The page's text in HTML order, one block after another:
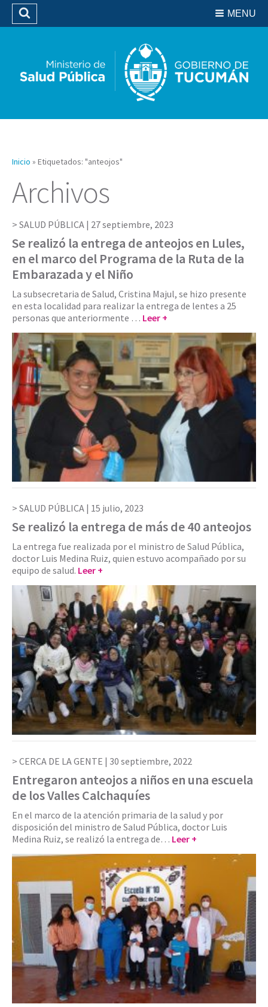
Biblioteca
MENU
Buscar
Inicio » Etiquetados: "anteojos"
Archivos
SALUD PÚBLICA | 27 septiembre, 2023
Se realizó la entrega de anteojos en Lules,
en el marco del Programa de la Ruta de la
Embarazada y el Niño
La subsecretaria de Salud, Cristina Majul, se hizo presente
en esta localidad para realizar la entrega de lentes a 25
personas que anteriormente … Leer +
SALUD PÚBLICA | 15 julio, 2023
Se realizó la entrega de más de 40 anteojos
La entrega fue realizada por el ministro de Salud Pública,
doctor Luis Medina Ruiz, quien estuvo acompañado por su
equipo de salud. Leer +
CERCA DE LA GENTE | 30 septiembre, 2022
Entregaron anteojos a niños en una escuela
de los Valles Calchaquíes
En el marco de la atención primaria de la salud y por
disposición del ministro de Salud Pública, doctor Luis
Medina Ruiz, se realizó la entrega de… Leer +